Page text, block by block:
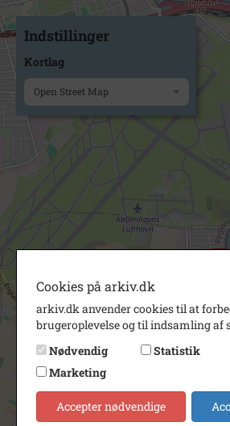
Indstillinger
Kortlag
Open Street Map
Cookies på arkiv.dk
arkiv.dk anvender cookies til at
brugeroplevelse og til indsamling af
Nødvendig
Statistik
Marketing
Accepter nødvendige